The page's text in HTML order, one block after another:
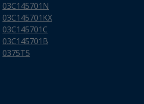
03C145701N
03C145701KX
03C145701C
03C145701B
0375T5